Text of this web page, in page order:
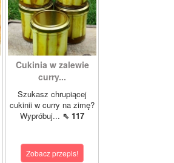
Cukinia w zalewie
curry...
Szukasz chrupiącej
cukinii w curry na zimę?
Wypróbuj... ⇖ 117
Zobacz przepis!